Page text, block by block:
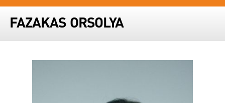
FAZAKAS ORSOLYA